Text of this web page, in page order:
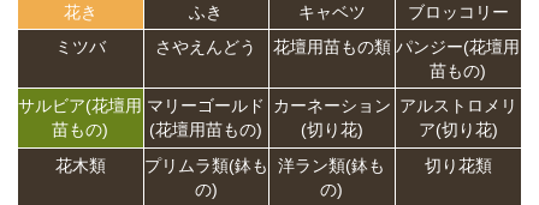
花き
ふき キャベツ
ブロッコリー
ミツバ
さやえんどう 花壇用苗もの類 パンジー(花壇用
苗もの)
サルビア(花壇用
苗もの)
マリーゴールド
(花壇用苗もの)
カーネーション
(切り花)
アルストロメリ
ア(切り花)
花木類
プリムラ類(鉢も
の)
洋ラン類(鉢も
の)
切り花類